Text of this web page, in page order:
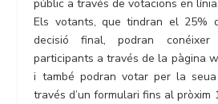
públic a través de votacions en línia.
Els votants, que tindran el 25%
decisió final, podran
participants a través de la pàgina
i també podran votar per la
través d’un formulari fins al pròxim